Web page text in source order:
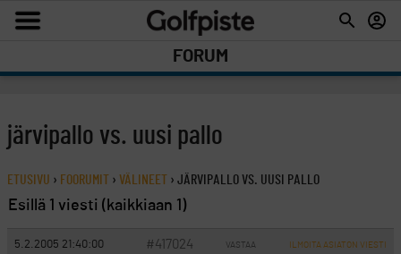
FORUM
järvipallo vs. uusi pallo
ETUSIVU › FOORUMIT › VÄLINEET › JÄRVIPALLO VS. UUSI PALLO
Esillä 1 viesti (kaikkiaan 1)
5.2.2005 21:40:00 #417024 VASTAA ILMOITA ASIATON VIESTI